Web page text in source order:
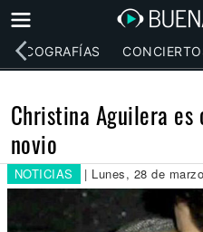
DISCOGRAFÍAS
Christina Aguilera es
novio
NOTICIAS | Lunes, 28 de